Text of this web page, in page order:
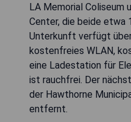
LA Memorial Coliseum
Center, die beide etwa
Unterkunft verfügt
kostenfreies WLAN,
eine Ladestation für
ist rauchfrei. Der
der Hawthorne
entfernt.